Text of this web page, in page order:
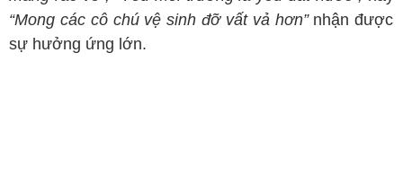
“Mong các cô chú vệ sinh đỡ vất vả hơn”nhận được
sự hưởng ứng lớn.